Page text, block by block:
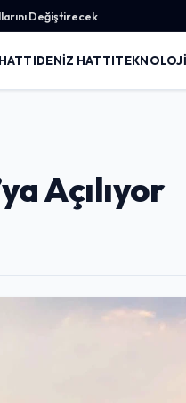
Değiştirecek
DENIZ HATTI
Açılıyor